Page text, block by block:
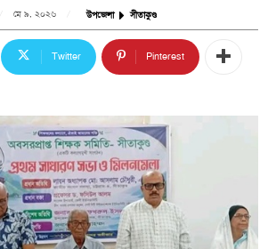
মে ৯, ২০২৬ উপজেলা সীতাকুণ্ড
Twitter Pinterest